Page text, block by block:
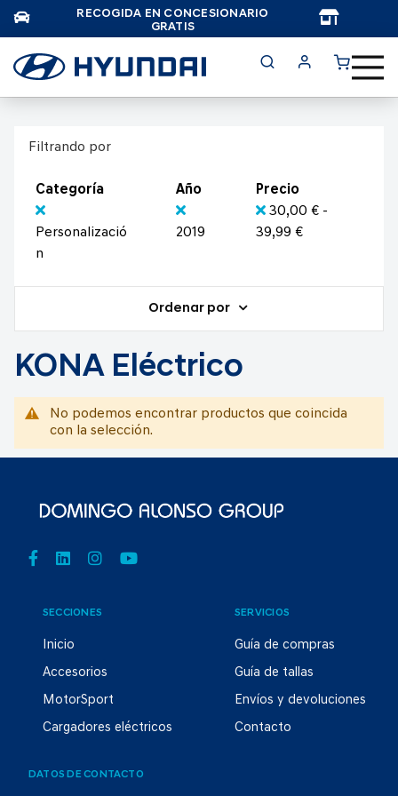
RECOGIDA EN CONCESIONARIO
GRATIS
Filtrando por
Categoría
Personalizació
n
Año
2019
Precio
30,00 € -
39,99 €
Ordenar por
KONA Eléctrico
No podemos encontrar productos que coincida
con la selección.
SECCIONES
Inicio
Accesorios
MotorSport
Cargadores eléctricos
SERVICIOS
Guía de compras
Guía de tallas
Envíos y devoluciones
Contacto
DATOS DE CONTACTO